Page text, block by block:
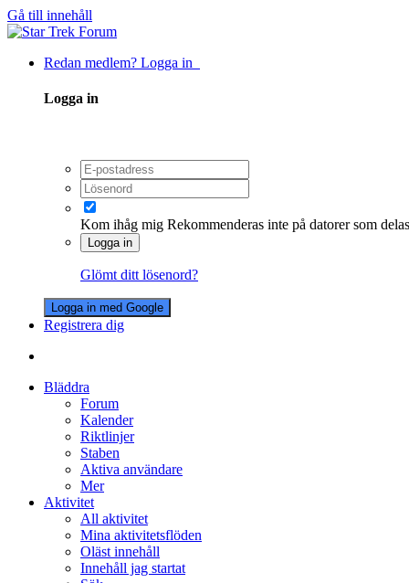
Gå till innehåll
Redan medlem? Logga in
Logga in
Kom ihåg mig Rekommenderas inte på datorer som
Logga in
Glömt ditt lösenord?
Logga in med Google
Registrera dig
Bläddra
Forum
Kalender
Riktlinjer
Staben
Aktiva användare
Mer
Aktivitet
All aktivitet
Mina aktivitetsflöden
Oläst innehåll
Innehåll jag startat